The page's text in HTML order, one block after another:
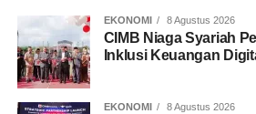
EKONOMI 8 Agustus 2026
CIMB Niaga Syariah
Inklusi Keuangan
EKONOMI 8 Agustus 2026